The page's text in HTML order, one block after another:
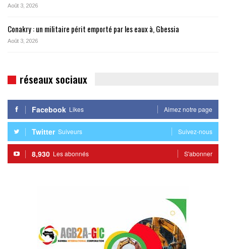
Août 3, 2026
Conakry : un militaire périt emporté par les eaux à, Gbessia
Août 3, 2026
réseaux sociaux
Facebook Likes Aimez notre page
Twitter Suiveurs Suivez-nous
8,930 Les abonnés S'abonner